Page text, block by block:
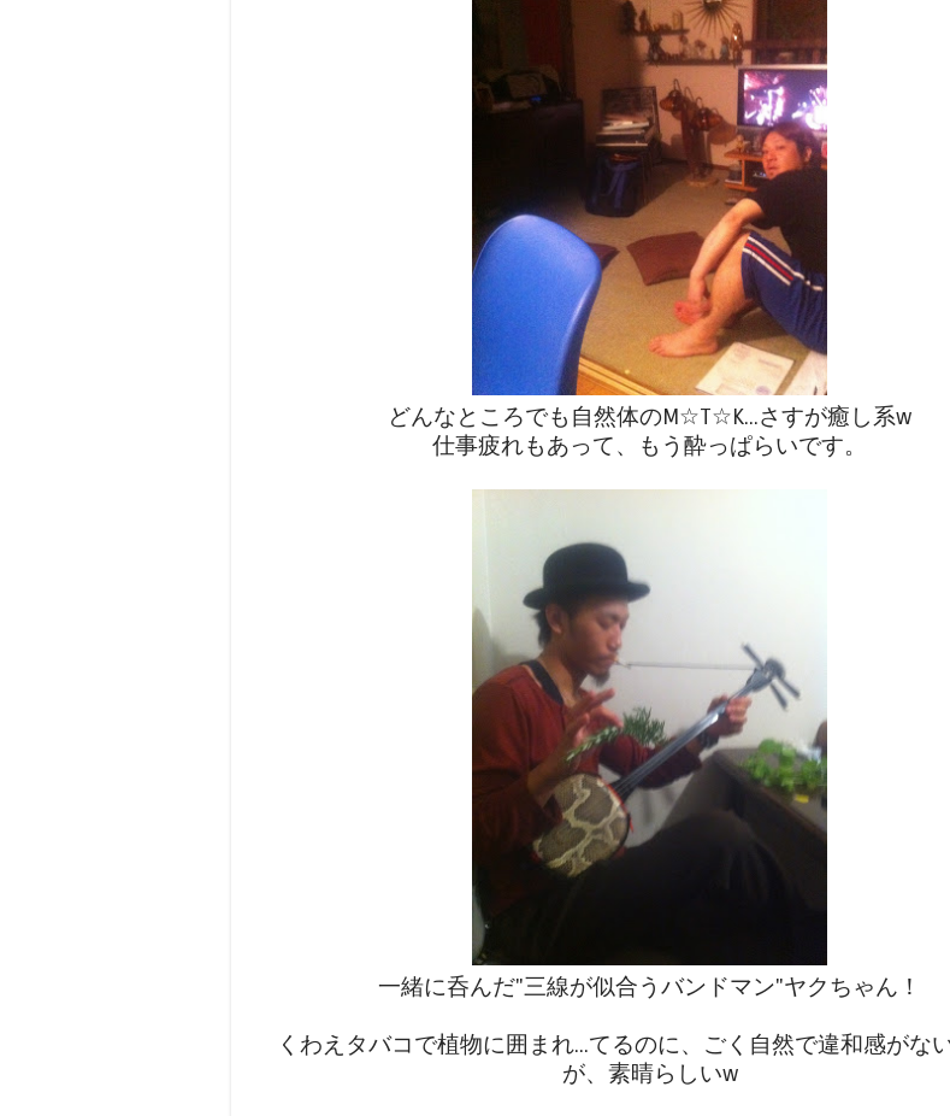
どんなところでも自然体のM☆T☆K...さすが癒し系w
仕事疲れもあって、もう酔っぱらいです。
一緒に呑んだ"三線が似合うバンドマン"ヤクちゃん！
くわえタバコで植物に囲まれ...てるのに、ごく自然で違和感がな
が、素晴らしいw